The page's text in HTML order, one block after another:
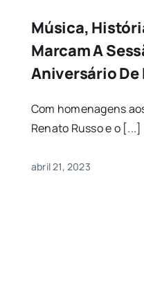
Música,
Marcam A
Aniversário De
Com homenagens
Renato Russo e o [...]
abril 21, 2023